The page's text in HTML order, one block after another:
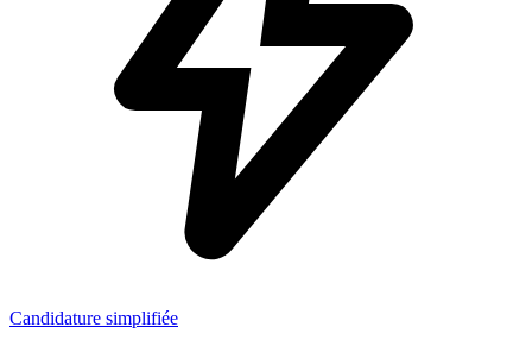
Candidature simplifiée